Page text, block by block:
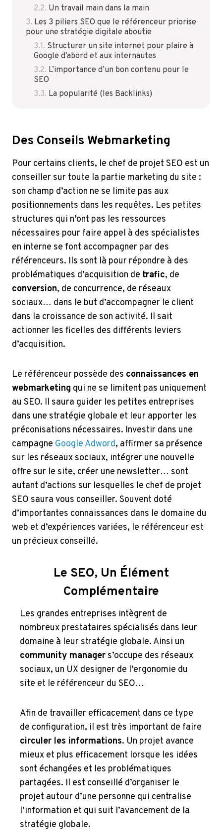
Un travail main dans la main
Les 3 piliers SEO que le référenceur priorise
pour une stratégie digitale aboutie
Structurer un site internet pour plaire à
Google d’abord et aux internautes
L’importance d’un bon contenu pour le
SEO
La popularité (les Backlinks)
Des Conseils Webmarketing
Pour certains clients, le chef de projet SEO est un
conseiller sur toute la partie marketing du site :
son champ d’action ne se limite pas aux
positionnements dans les requêtes. Les petites
structures qui n’ont pas les ressources
nécessaires pour faire appel à des spécialistes
en interne se font accompagner par des
référenceurs. Ils sont là pour répondre à des
problématiques d’acquisition de trafic, de
conversion, de concurrence, de réseaux
sociaux… dans le but d’accompagner le client
dans la croissance de son activité. Il sait
actionner les ficelles des différents leviers
d’acquisition.
Le référenceur possède des connaissances en
webmarketing qui ne se limitent pas uniquement
au SEO. Il saura guider les petites entreprises
dans une stratégie globale et leur apporter les
préconisations nécessaires. Investir dans une
campagne Google Adword, affirmer sa présence
sur les réseaux sociaux, intégrer une nouvelle
offre sur le site, créer une newsletter… sont
autant d’actions sur lesquelles le chef de projet
SEO saura vous conseiller. Souvent doté
d’importantes connaissances dans le domaine du
web et d’expériences variées, le référenceur est
un précieux conseillé.
Le SEO, Un Élément
Complémentaire
Les grandes entreprises intègrent de
nombreux prestataires spécialisés dans leur
domaine à leur stratégie globale. Ainsi un
community manager s’occupe des réseaux
sociaux, un UX designer de l’ergonomie du
site et le référenceur du SEO…
Afin de travailler efficacement dans ce type
de configuration, il est très important de faire
circuler les informations. Un projet avance
mieux et plus efficacement lorsque les idées
sont échangées et les problématiques
partagées. Il est conseillé d’organiser le
projet autour d’une personne qui centralise
l’information et qui suit l’avancement de la
stratégie globale.